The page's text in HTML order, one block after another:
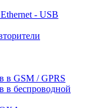
- USB
в GSM / GPRS
в беспроводной